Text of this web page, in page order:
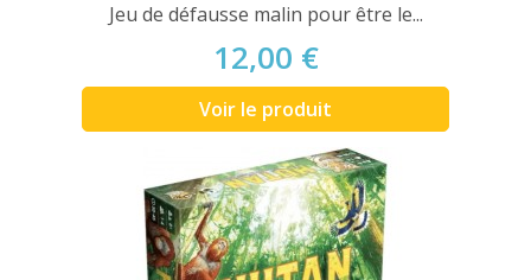
Jeu de défausse malin pour être le...
12,00 €
Voir le produit